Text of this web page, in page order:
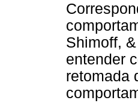
Shimoff,
entender
retomada